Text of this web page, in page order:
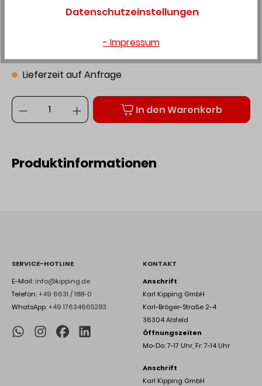
Produktnummer:4322150
Preis auf Anfrage
Preise exkl. MwSt. zzgl. Versandkosten
Lieferzeit auf Anfrage
Anzahl
In den Warenkorb
Produktinformationen
SERVICE-HOTLINE
E-Mail:info@kipping.de
Telefon:+49 6631 / 188-0
WhatsApp:+49 17634665283
KONTAKT
Anschrift
Karl Kipping GmbH
Karl-Bröger-Straße 2-4
36304 Alsfeld
Öffnungszeiten
Mo-Do: 7-17 Uhr, Fr: 7-14 Uhr
Anschrift
Karl Kipping GmbH
Datenschutzeinstellungen
- Impressum